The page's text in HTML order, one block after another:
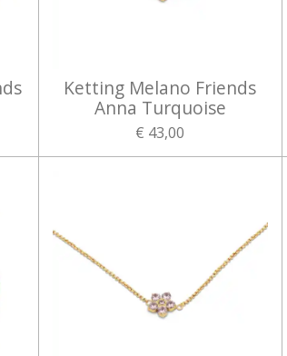
Ketting Melano Friends
Anna Turquoise
€ 43,00